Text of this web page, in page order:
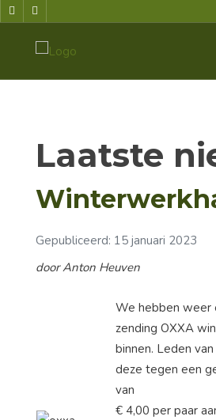
Laatste
Gepubliceerd: 15 januari 2023
door Anton Heuven
We hebben weer
zending OXXA
binnen. Leden
deze tegen een
van
€ 4,00 per paar